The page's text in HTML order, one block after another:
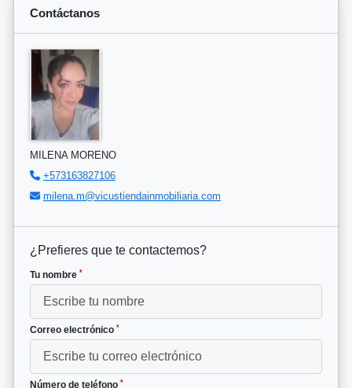
Contáctanos
MILENA MORENO
+573163827106
milena.m@vicustiendainmobiliaria.com
¿Prefieres que te contactemos?
Tu nombre *
Correo electrónico *
Número de teléfono *